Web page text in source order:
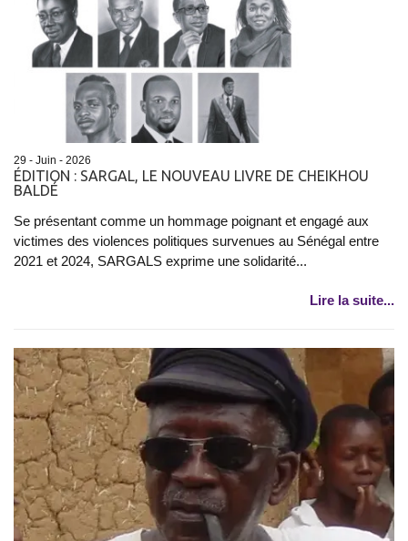
29 - Juin - 2026
ÉDITION : SARGAL, LE NOUVEAU LIVRE DE CHEIKHOU
BALDÉ
Se présentant comme un hommage poignant et engagé aux
victimes des violences politiques survenues au Sénégal entre
2021 et 2024, SARGALS exprime une solidarité...
Lire la suite...